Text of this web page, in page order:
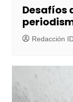
Desafíos
Redacción